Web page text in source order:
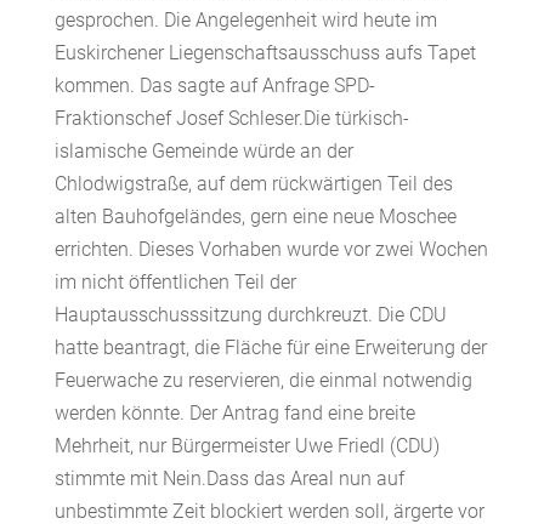
gesprochen. Die Angelegenheit wird heute im
Euskirchener Liegenschaftsausschuss aufs Tapet
kommen. Das sagte auf Anfrage SPD-
Fraktionschef Josef Schleser.Die türkisch-
islamische Gemeinde würde an der
Chlodwigstraße, auf dem rückwärtigen Teil des
alten Bauhofgeländes, gern eine neue Moschee
errichten. Dieses Vorhaben wurde vor zwei Wochen
im nicht öffentlichen Teil der
Hauptausschusssitzung durchkreuzt. Die CDU
hatte beantragt, die Fläche für eine Erweiterung der
Feuerwache zu reservieren, die einmal notwendig
werden könnte. Der Antrag fand eine breite
Mehrheit, nur Bürgermeister Uwe Friedl (CDU)
stimmte mit Nein.Dass das Areal nun auf
unbestimmte Zeit blockiert werden soll, ärgerte vor